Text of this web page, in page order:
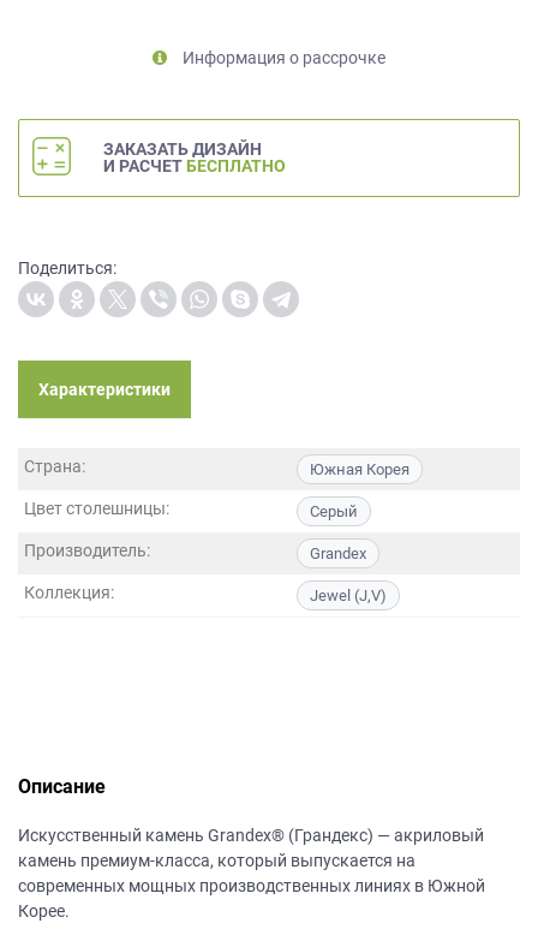
Информация о рассрочке
ЗАКАЗАТЬ ДИЗАЙН
И РАСЧЕТ БЕСПЛАТНО
Поделиться:
Характеристики
Страна: Южная Корея
Цвет столешницы: Серый
Производитель: Grandex
Коллекция: Jewel (J,V)
Описание
Искусственный камень Grandex® (Грандекс) — акриловый
камень премиум-класса, который выпускается на
современных мощных производственных линиях в Южной
Корее.
также
Согласие
на
данных
метрическими
программами
на
Политики
персональных
данных.